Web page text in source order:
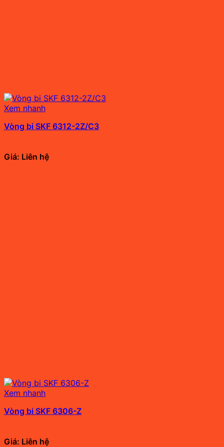
Xem nhanh
Vòng bi SKF 6312-2Z/C3
Giá: Liên hệ
Xem nhanh
Vòng bi SKF 6306-Z
Giá: Liên hệ